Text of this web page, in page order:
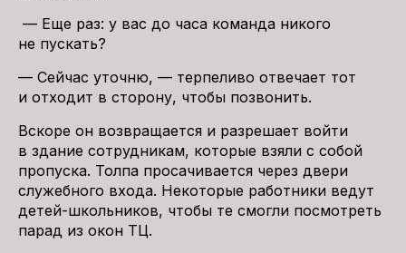
— Еще раз: у вас до часа команда никого
не пускать?
— Сейчас уточню, — терпеливо отвечает тот
и отходит в сторону, чтобы позвонить.
Вскоре он возвращается и разрешает войти
в здание сотрудникам, которые взяли с собой
пропуска. Толпа просачивается через двери
служебного входа. Некоторые работники ведут
детей-школьников, чтобы те смогли посмотреть
парад из окон ТЦ.